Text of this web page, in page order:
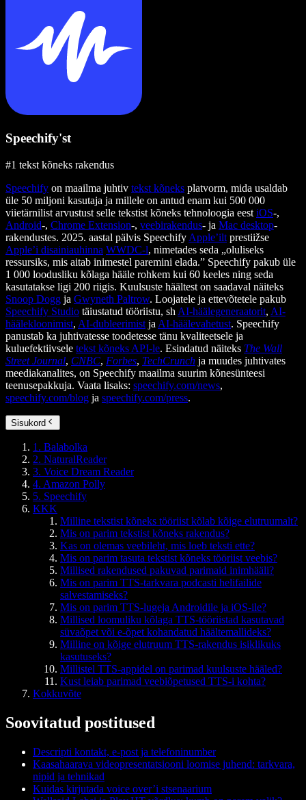
Speechify'st
#1 tekst kõneks rakendus
Speechify on maailma juhtiv tekst kõneks platvorm, mida usaldab
üle 50 miljoni kasutaja ja millele on antud enam kui 500 000
viietärnilist arvustust selle tekstist kõneks tehnoloogia eest iOS-,
Android-, Chrome Extension-, veebirakendus- ja Mac desktop-
rakendustes. 2025. aastal pälvis Speechify Apple’ilt prestiižse
Apple’i disainiauhinna WWDC-l, nimetades seda „oluliseks
ressursiks, mis aitab inimestel paremini elada.” Speechify pakub üle
1 000 loodusliku kõlaga hääle rohkem kui 60 keeles ning seda
kasutatakse ligi 200 riigis. Kuulsuste häältest on saadaval näiteks
Snoop Dogg ja Gwyneth Paltrow. Loojatele ja ettevõtetele pakub
Speechify Studio täiustatud tööriistu, sh AI-häälegeneraatorit, AI-
häälekloonimist, AI-dubleerimist ja AI-häälevahetust. Speechify
panustab ka juhtivatesse toodetesse tänu kvaliteetsele ja
kuluefektiivsele tekst kõneks API-le. Esindatud näiteks The Wall
Street Journal, CNBC, Forbes, TechCrunch ja muudes juhtivates
meediakanalites, on Speechify maailma suurim kõnesünteesi
teenusepakkuja. Vaata lisaks: speechify.com/news,
speechify.com/blog ja speechify.com/press.
Sisukord
1. Balabolka
2. NaturalReader
3. Voice Dream Reader
4. Amazon Polly
5. Speechify
KKK
Milline tekstist kõneks tööriist kõlab kõige elutruumalt?
Mis on parim tekstist kõneks rakendus?
Kas on olemas veebileht, mis loeb teksti ette?
Mis on parim tasuta tekstist kõneks tööriist veebis?
Millised rakendused pakuvad parimaid inimhääli?
Mis on parim TTS-tarkvara podcasti helifailide
salvestamiseks?
Mis on parim TTS-lugeja Androidile ja iOS-ile?
Millised loomuliku kõlaga TTS-tööriistad kasutavad
süvaõpet või e-õpet kohandatud häältemallideks?
Milline on kõige elutruum TTS-rakendus isiklikuks
kasutuseks?
Millistel TTS-appidel on parimad kuulsuste hääled?
Kust leiab parimad veebiõpetused TTS-i kohta?
Kokkuvõte
Soovitatud postitused
Descripti kontakt, e-post ja telefoninumber
Kaasahaarava videopresentatsiooni loomise juhend: tarkvara,
nipid ja tehnikad
Kuidas kirjutada voice over’i stsenaarium